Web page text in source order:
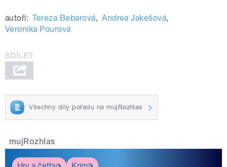
autoři: Tereza Bebarová, Andrea Jakešová,
Veronika Pourová
Všechny díly pořadu na mujRozhlas
mujRozhlas